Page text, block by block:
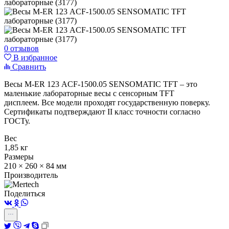
0 отзывов
В избранное
Сравнить
Весы M-ER 123 АCF-1500.05 SENSOMATIC TFT – это
маленькие лабораторные весы c сенсорным TFT
дисплеем. Все модели проходят государственную поверку.
Сертификаты подтверждают II класс точности согласно
ГОСТу.
Вес
1,85 кг
Размеры
210 × 260 × 84 мм
Производитель
Поделиться